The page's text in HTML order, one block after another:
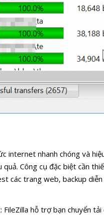
internet nhanh chóng và
Công cụ đặc biệt cần
các trang web, backup
hỗ trợ bạn chuyển